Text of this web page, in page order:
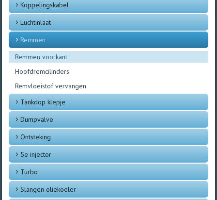
Koppelingskabel
Luchtinlaat
Remmen
Remmen voorkant
Hoofdremcilinders
Remvloeistof vervangen
Tankdop klepje
Dumpvalve
Ontsteking
5e injector
Turbo
Slangen oliekoeler